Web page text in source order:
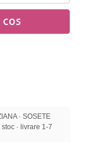
cos
· SOSETE
· livrare 1-7